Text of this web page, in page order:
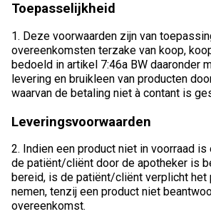
Toepasselijkheid
1. Deze voorwaarden zijn van
overeenkomsten terzake van koop,
bedoeld in artikel 7:46a BW daaronder
levering en bruikleen van producten
waarvan de betaling niet à contant is
Leveringsvoorwaarden
2. Indien een product niet in voorraad
de patiënt/cliënt door de apotheker is
bereid, is de patiënt/cliënt verplicht het
nemen, tenzij een product niet
overeenkomst.